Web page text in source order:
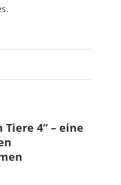
Tiere 4“ – eine